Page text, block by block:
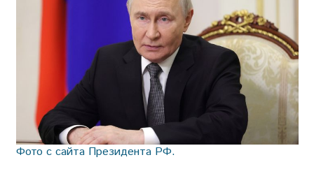
Фото с сайта Президента РФ.